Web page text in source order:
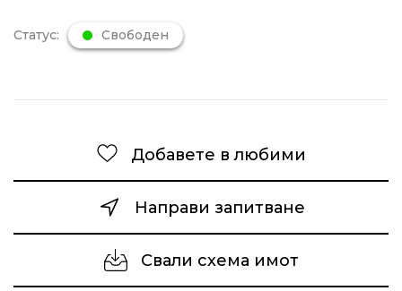
Статус: Свободен
Добавете в любими
Направи запитване
Свали схема имот